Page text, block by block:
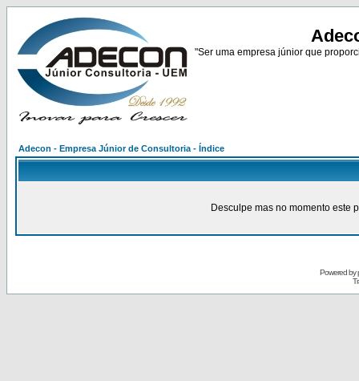
"Ser uma empresa júnior que
Adecon - Empresa Júnior de Consultoria - Índice
Desculpe mas no momento este
Powered by